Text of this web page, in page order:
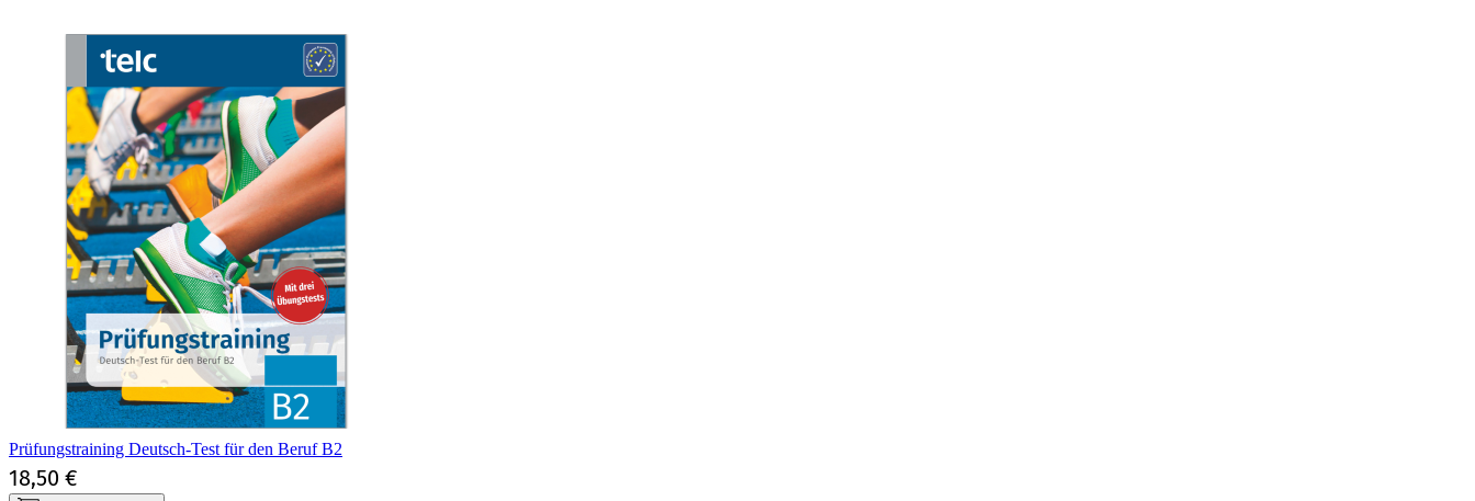
Prüfungstraining Deutsch-Test für den Beruf B2
18,50 €